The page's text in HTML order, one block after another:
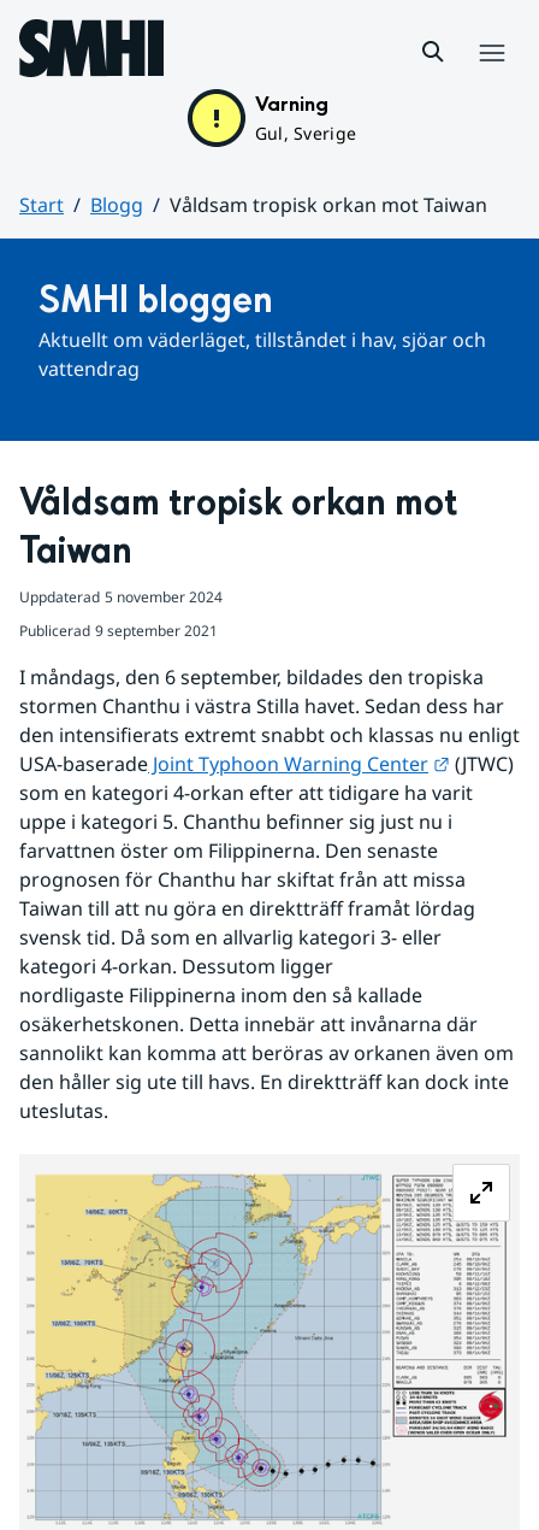
Hoppa till sidans innehåll
Varning
Gul, Sverige
Start Blogg
Våldsam tropisk orkan mot Taiwan
SMHI bloggen
Aktuellt om väderläget, tillståndet i hav, sjöar och
vattendrag
Våldsam tropisk orkan mot
Taiwan
Uppdaterad 5 november 2024
Publicerad 9 september 2021
I måndags, den 6 september, bildades den tropiska
stormen Chanthu i västra Stilla havet. Sedan dess har
den intensifierats extremt snabbt och klassas nu enligt
USA-baserade Joint Typhoon Warning Center Länk till
(JTWC)
som en kategori 4-orkan efter att tidigare ha varit
uppe i kategori 5. Chanthu befinner sig just nu i
farvattnen öster om Filippinerna. Den senaste
prognosen för Chanthu har skiftat från att missa
Taiwan till att nu göra en direktträff framåt lördag
svensk tid. Då som en allvarlig kategori 3- eller
kategori 4-orkan. Dessutom ligger
nordligaste Filippinerna inom den så kallade
osäkerhetskonen. Detta innebär att invånarna där
sannolikt kan komma att beröras av orkanen även om
den håller sig ute till havs. En direktträff kan dock inte
uteslutas.